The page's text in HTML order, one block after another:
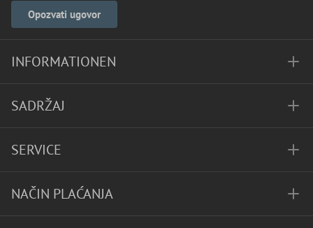
Opozvati ugovor
INFORMATIONEN
SADRŽAJ
SERVICE
NAČIN PLAĆANJA